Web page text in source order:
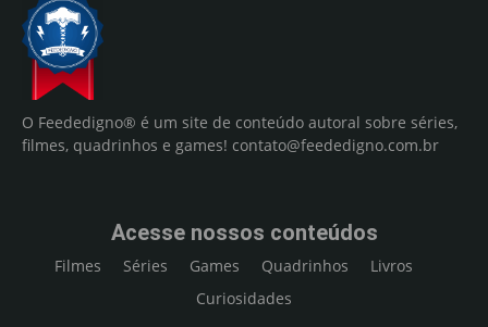
O Feededigno® é um site de conteúdo autoral sobre séries,
filmes, quadrinhos e games! contato@feededigno.com.br
Acesse nossos conteúdos
Filmes Séries Games Quadrinhos
Livros
Curiosidades